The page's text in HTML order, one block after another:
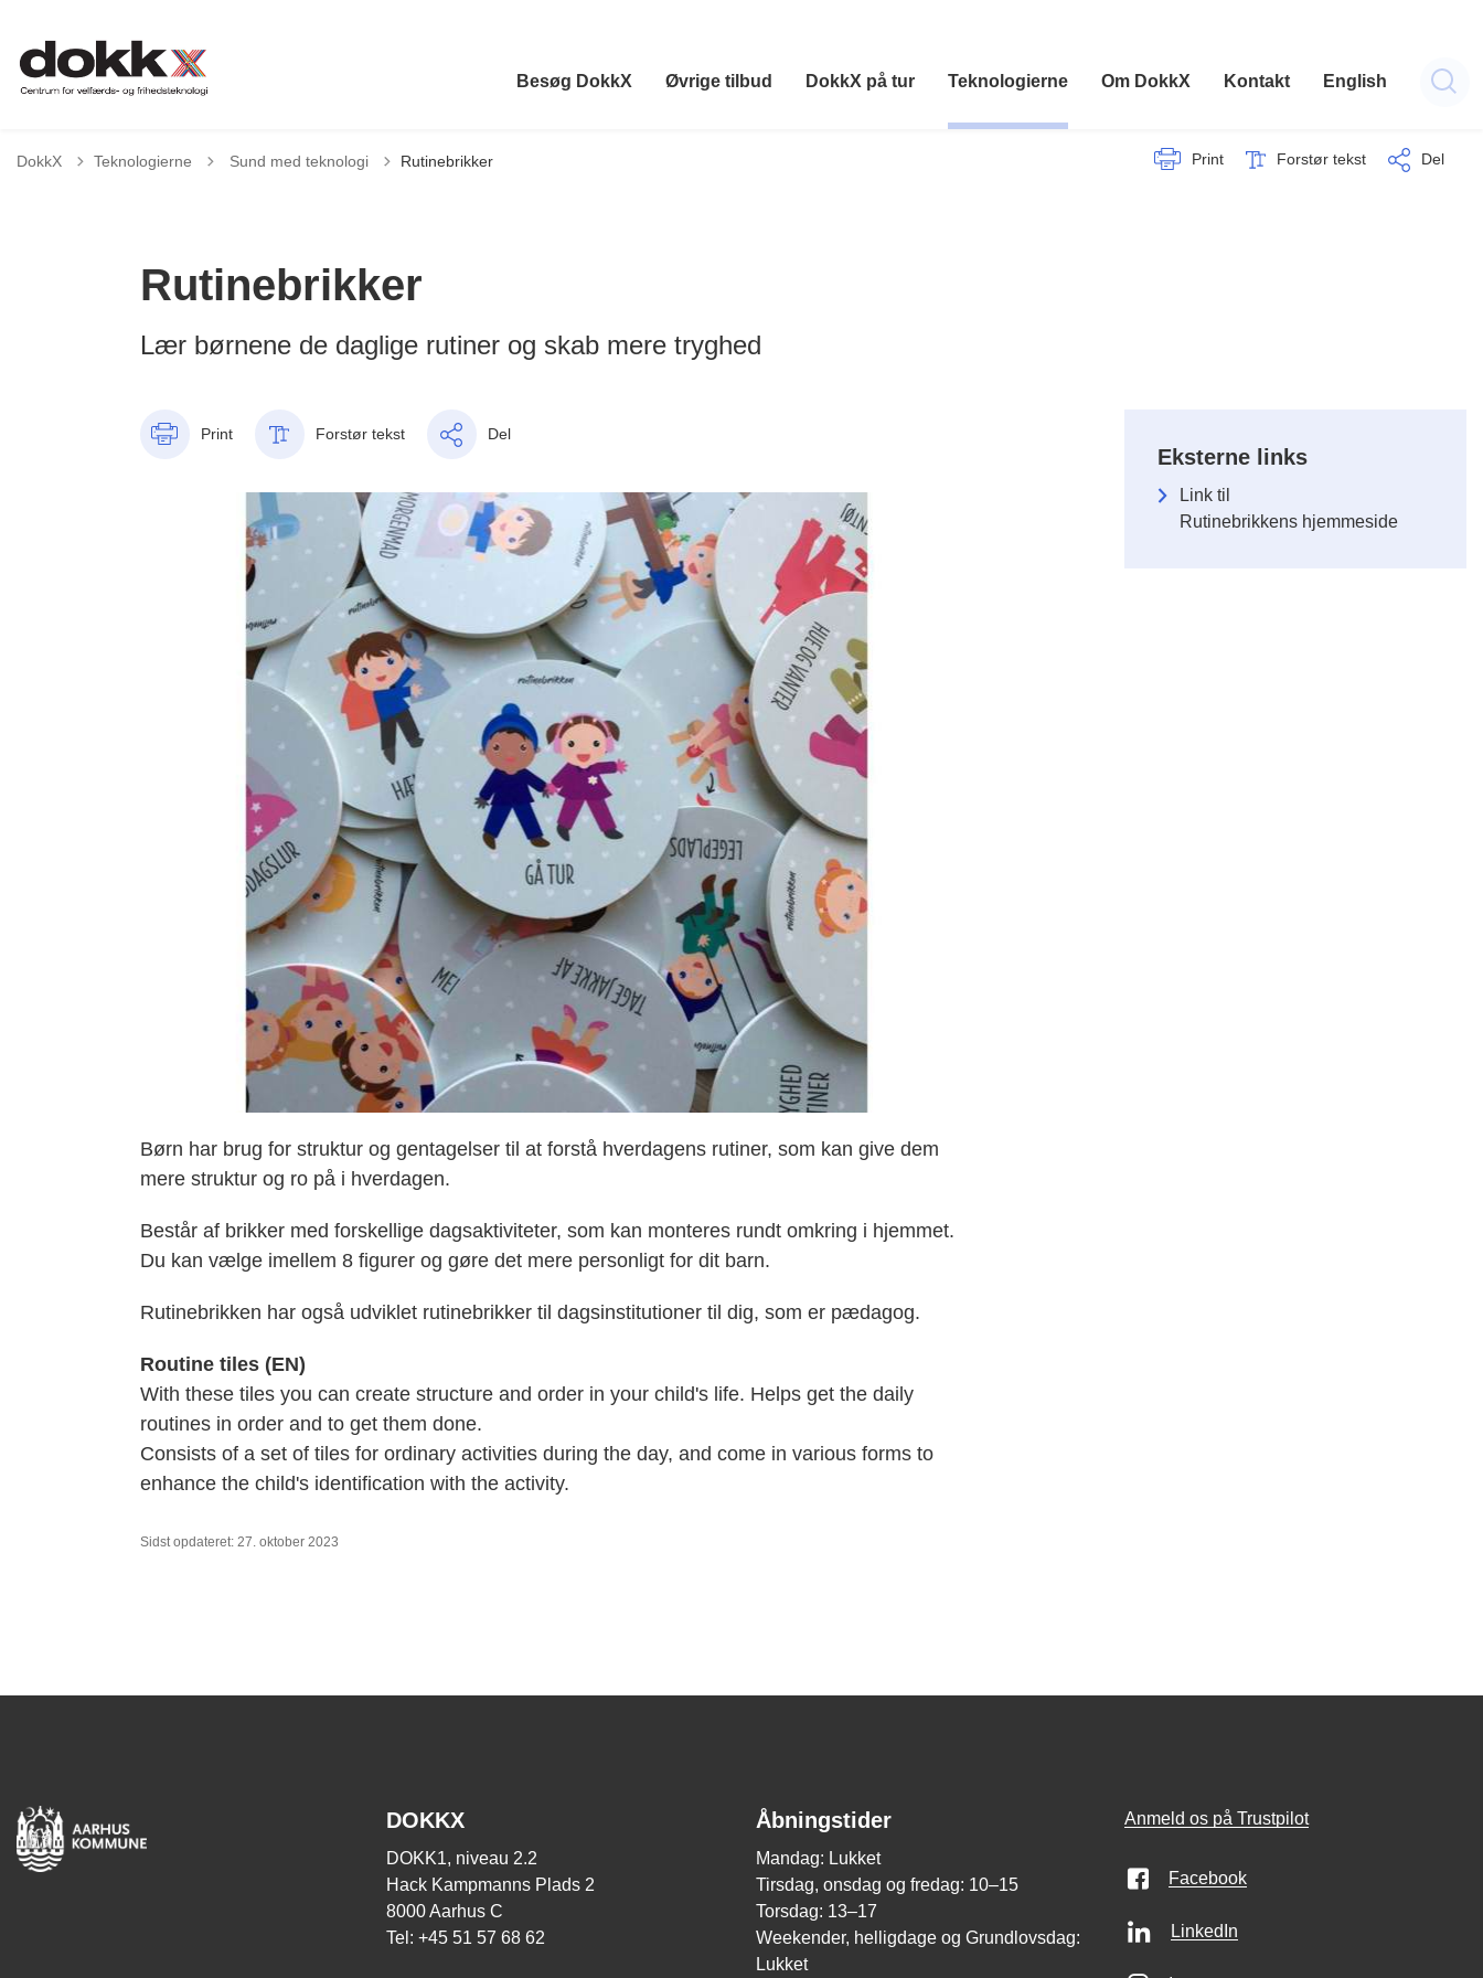
Besøg DokkX Øvrige tilbud DokkX på tur Teknologierne Om DokkX Kontakt English
DokkX Teknologierne Tilbage til
Sund med teknologi Rutinebrikker Print Forstør tekst Del
Rutinebrikker
Lær børnene de daglige rutiner og skab mere tryghed
Print Forstør tekst Del
Børn har brug for struktur og gentagelser til at forstå hverdagens rutiner, som kan give dem
mere struktur og ro på i hverdagen.
Består af brikker med forskellige dagsaktiviteter, som kan monteres rundt omkring i hjemmet.
Du kan vælge imellem 8 figurer og gøre det mere personligt for dit barn.
Rutinebrikken har også udviklet rutinebrikker til dagsinstitutioner til dig, som er pædagog.
Routine tiles (EN)
With these tiles you can create structure and order in your child's life. Helps get the daily
routines in order and to get them done.
Consists of a set of tiles for ordinary activities during the day, and come in various forms to
enhance the child's identification with the activity.
Eksterne links
Link til
Rutinebrikkens hjemmeside
Sidst opdateret: 27. oktober 2023
DOKKX
DOKK1, niveau 2.2
Hack Kampmanns Plads 2
8000 Aarhus C
Tel: +45 51 57 68 62
Åbningstider
Mandag: Lukket
Tirsdag, onsdag og fredag: 10–15
Torsdag: 13–17
Weekender, helligdage og Grundlovsdag:
Lukket
Anmeld os på Trustpilot
Facebook
LinkedIn